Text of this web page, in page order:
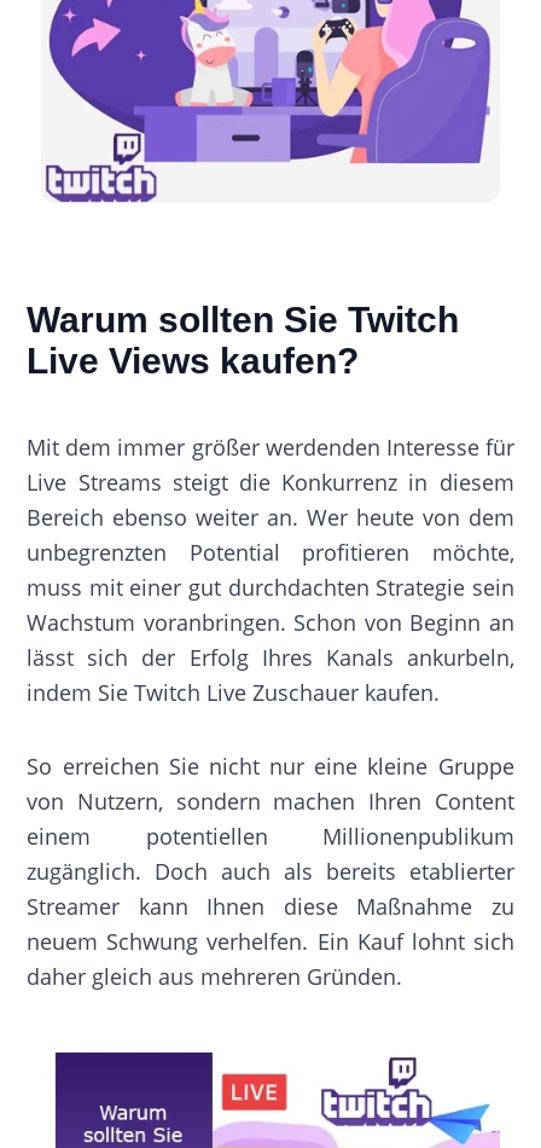
Warum sollten Sie Twitch
Live Views kaufen?
Mit dem immer größer werdenden Interesse für
Live Streams steigt die Konkurrenz in diesem
Bereich ebenso weiter an. Wer heute von dem
unbegrenzten Potential profitieren möchte,
muss mit einer gut durchdachten Strategie sein
Wachstum voranbringen. Schon von Beginn an
lässt sich der Erfolg Ihres Kanals ankurbeln,
indem Sie Twitch Live Zuschauer kaufen.
So erreichen Sie nicht nur eine kleine Gruppe
von Nutzern, sondern machen Ihren Content
einem potentiellen Millionenpublikum
zugänglich. Doch auch als bereits etablierter
Streamer kann Ihnen diese Maßnahme zu
neuem Schwung verhelfen. Ein Kauf lohnt sich
daher gleich aus mehreren Gründen.